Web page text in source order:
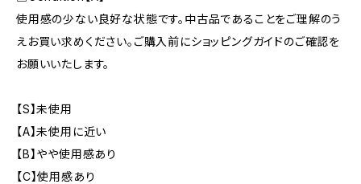
使用感の少ない良好な状態です。中古品であることをご理解のう
えお買い求めください。ご購入前にショッピングガイドのご確認を
お願いいたします。
【S】未使用
【A】未使用に近い
【B】やや使用感あり
【C】使用感あり